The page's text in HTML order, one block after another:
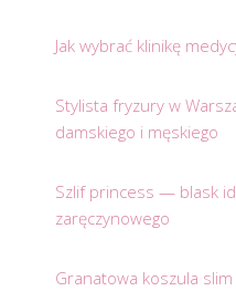
Jak wybrać klinikę
Stylista fryzury w
damskiego i męskiego
Szlif princess — blask
zaręczynowego
Granatowa koszula